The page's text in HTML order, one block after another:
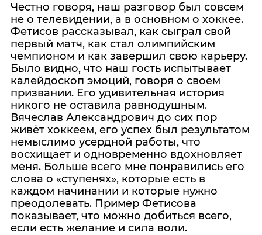
Честно говоря, наш разговор был совсем
не о телевидении, а в основном о хоккее.
Фетисов рассказывал, как сыграл свой
первый матч, как стал олимпийским
чемпионом и как завершил свою карьеру.
Было видно, что наш гость испытывает
калейдоскоп эмоций, говоря о своем
призвании. Его удивительная история
никого не оставила равнодушным.
Вячеслав Александрович до сих пор
живёт хоккеем, его успех был результатом
немыслимо усердной работы, что
восхищает и одновременно вдохновляет
меня. Больше всего мне понравились его
слова о «ступенях», которые есть в
каждом начинании и которые нужно
преодолевать. Пример Фетисова
показывает, что можно добиться всего,
если есть желание и сила воли.